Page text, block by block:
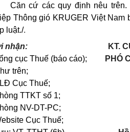
Căn cứ các quy định nêu
Thông gió KRUGER Việt Nam
luật./.
nhận:
cục Thuế (báo cáo);
trên;
Cục Thuế;
TTKT số 1;
NV-DT-PC;
Cục Thuế;
KT.
PHÓ